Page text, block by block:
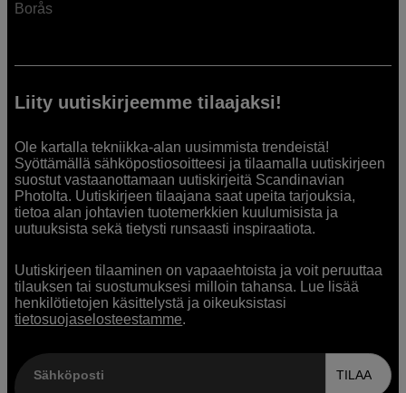
Borås
Liity uutiskirjeemme tilaajaksi!
Ole kartalla tekniikka-alan uusimmista trendeistä!
Syöttämällä sähköpostiosoitteesi ja tilaamalla uutiskirjeen
suostut vastaanottamaan uutiskirjeitä Scandinavian
Photolta. Uutiskirjeen tilaajana saat upeita tarjouksia,
tietoa alan johtavien tuotemerkkien kuulumisista ja
uutuuksista sekä tietysti runsaasti inspiraatiota.
Uutiskirjeen tilaaminen on vapaaehtoista ja voit peruuttaa
tilauksen tai suostumuksesi milloin tahansa. Lue lisää
henkilötietojen käsittelystä ja oikeuksistasi
tietosuojaselosteestamme.
Sähköposti TILAA